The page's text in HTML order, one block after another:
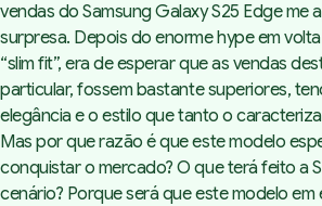
vendas do Samsung Galaxy S25 Edge me
surpresa. Depois do enorme hype em
“slim fit”, era de esperar que as vendas
particular, fossem bastante superiores,
elegância e o estilo que tanto o
Mas por que razão é que este modelo
conquistar o mercado? O que terá feito a
cenário? Porque será que este modelo